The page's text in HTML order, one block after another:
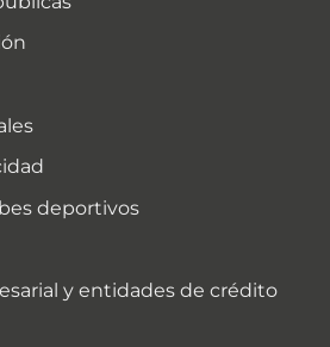
deportivos
y entidades de crédito